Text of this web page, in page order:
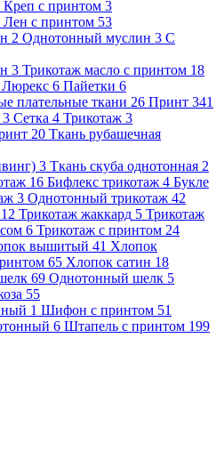
Креп с принтом 3
Лен с принтом 53
2 Однотонный муслин 3 С
3 Трикотаж масло с принтом 18
Люрекс 6 Пайетки 6
плательные ткани 26 Принт 341
3 Сетка 4 Трикотаж 3
20 Ткань рубашечная
3 Ткань скуба однотонная 2
16 Бифлекс трикотаж 4 Букле
3 Однотонный трикотаж 42
12 Трикотаж жаккард 5 Трикотаж
6 Трикотаж с принтом 24
вышитый 41 Хлопок
65 Хлопок сатин 18
69 Однотонный шелк 5
55
1 Шифон с принтом 51
6 Штапель с принтом 199